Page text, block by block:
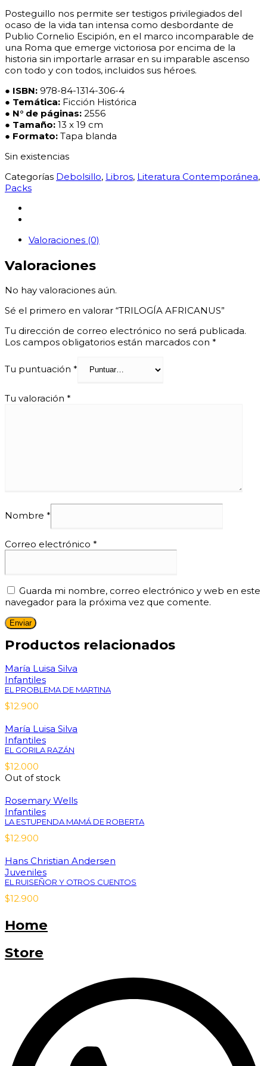
Posteguillo nos permite ser testigos privilegiados del
ocaso de la vida tan intensa como desbordante de
Publio Cornelio Escipión, en el marco incomparable de
una Roma que emerge victoriosa por encima de la
historia sin importarle arrasar en su imparable ascenso
con todo y con todos, incluidos sus héroes.
● ISBN: 978-84-1314-306-4
● Temática: Ficción Histórica
● N° de páginas: 2556
● Tamaño: 13 x 19 cm
● Formato: Tapa blanda
Sin existencias
Categorías Debolsillo, Libros, Literatura Contemporánea,
Packs
Valoraciones (0)
Valoraciones
No hay valoraciones aún.
Sé el primero en valorar “TRILOGÍA AFRICANUS”
Tu dirección de correo electrónico no será publicada.
Los campos obligatorios están marcados con *
Tu puntuación *
Tu valoración *
Nombre *
Correo electrónico *
Guarda mi nombre, correo electrónico y web en este
navegador para la próxima vez que comente.
Productos relacionados
María Luisa Silva
Infantiles
EL PROBLEMA DE MARTINA
$12.900
María Luisa Silva
Infantiles
EL GORILA RAZÁN
$12.000
Out of stock
Rosemary Wells
Infantiles
LA ESTUPENDA MAMÁ DE ROBERTA
$12.900
Hans Christian Andersen
Juveniles
EL RUISEÑOR Y OTROS CUENTOS
$12.900
Home
Store